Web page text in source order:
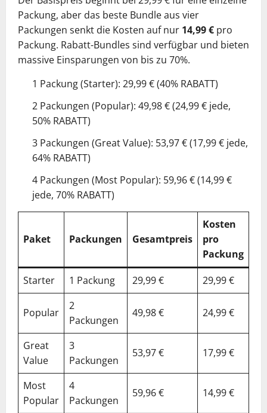
Packung, aber das beste Bundle aus vier
Packungen senkt die Kosten auf nur 14,99 € pro
Packung. Rabatt-Bundles sind verfügbar und bieten
massive Einsparungen von bis zu 70%.
1 Packung (Starter): 29,99 € (40% RABATT)
2 Packungen (Popular): 49,98 € (24,99 € jede,
50% RABATT)
3 Packungen (Great Value): 53,97 € (17,99 € jede,
64% RABATT)
4 Packungen (Most Popular): 59,96 € (14,99 €
jede, 70% RABATT)
Paket Packungen Gesamtpreis
Kosten
pro
Packung
Starter 1 Packung 29,99 € 29,99 €
Popular
2
Packungen
49,98 € 24,99 €
Great
Value
3
Packungen
53,97 € 17,99 €
Most
Popular
4
Packungen
59,96 € 14,99 €